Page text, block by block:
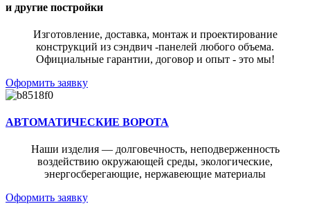
и другие постройки
Изготовление, доставка, монтаж и проектирование
конструкций из сэндвич -панелей любого объема.
Официальные гарантии, договор и опыт - это мы!
Оформить заявку
АВТОМАТИЧЕСКИЕ ВОРОТА
Наши изделия — долговечность, неподверженность
воздействию окружающей среды, экологические,
энергосберегающие, нержавеющие материалы
Оформить заявку